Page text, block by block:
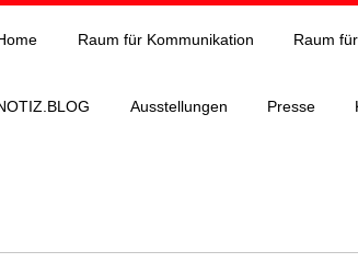
Raum für Kommunikation Raum
Ausstellungen Presse